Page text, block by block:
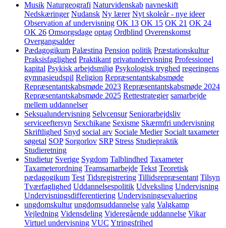
Musik Naturgeografi Naturvidenskab navneskift
Nedskæringer Nudansk Ny lærer Nyt skoleår - nye ideer
Observation af undervisning OK 13 OK 15 OK 21 OK 24
OK 26 Omsorgsdage optag Ordblind Overenskomst
Overgangsalder
Pædagogikum Palæstina Pension politik Præstationskultur
Praksisfaglighed Praktikant privatundervisning Professionel
kapital Psykisk arbejdsmiljø Psykologisk tryghed regeringens
gymnasieudspil Religion Repræsentantskabsmøde
Repræsentantskabsmøde 2023 Repræsentantskabsmøde 2024
Repræsentantskabsmøde 2025 Rettestrategier samarbejde
mellem uddannelser
Seksualundervisning Selvcensur Seniorarbejdsliv
serviceeftersyn Sexchikane Sexisme Skærmfri undervisning
Skriftlighed Snyd social arv Sociale Medier Socialt taxameter
søgetal SOP Sorgorlov SRP Stress Studiepraktik
Studieretning
Studietur Sverige Sygdom Talblindhed Taxameter
Taxameterordning Teamsamarbejde Tekst Teoretisk
pædagogikum Test Tidsregistrering Tillidsrepræsentant Tilsyn
Tværfaglighed Uddannelsespolitik Udveksling Undervisning
Undervisningsdifferentiering Undervisningsevaluering
ungdomskultur ungdomsuddannelse valg Valgkamp
Vejledning Vidensdeling Videregående uddannelse Vikar
Virtuel undervisning VUC Ytringsfrihed